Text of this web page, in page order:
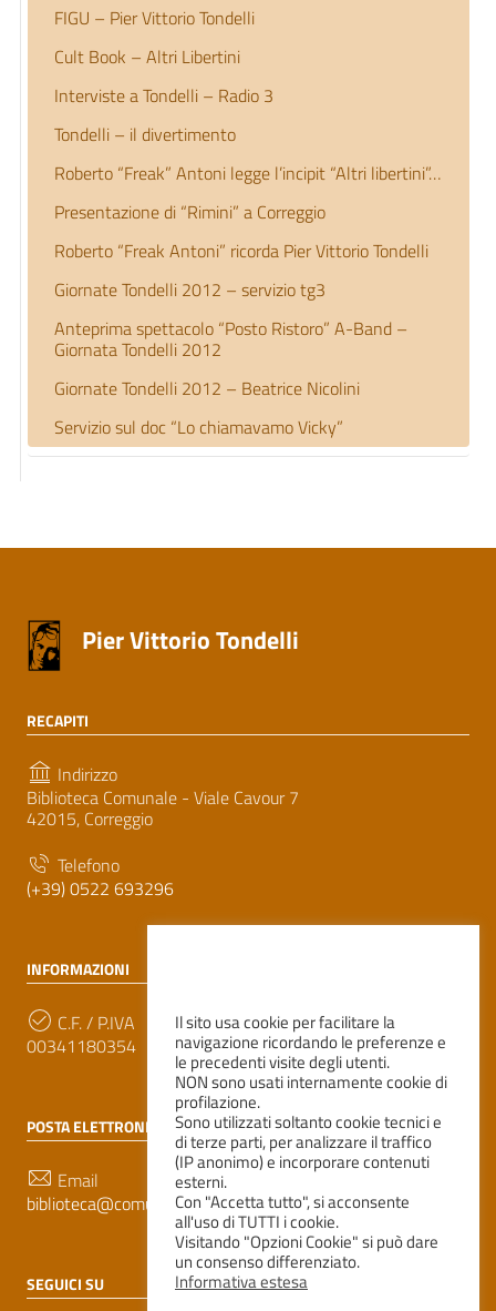
FIGU – Pier Vittorio Tondelli
Cult Book – Altri Libertini
Interviste a Tondelli – Radio 3
Tondelli – il divertimento
Roberto “Freak” Antoni legge l’incipit “Altri libertini”…
Presentazione di “Rimini” a Correggio
Roberto “Freak Antoni” ricorda Pier Vittorio Tondelli
Giornate Tondelli 2012 – servizio tg3
Anteprima spettacolo “Posto Ristoro” A-Band –
Giornata Tondelli 2012
Giornate Tondelli 2012 – Beatrice Nicolini
Servizio sul doc “Lo chiamavamo Vicky”
Pier Vittorio Tondelli
RECAPITI
Indirizzo
Biblioteca Comunale - Viale Cavour 7
42015, Correggio
Telefono
(+39) 0522 693296
INFORMAZIONI
C.F. / P.IVA
00341180354
POSTA ELETTRONICA
Email
biblioteca@comune.correggio.re.it
SEGUICI SU
Il sito usa cookie per facilitare la
navigazione ricordando le preferenze e
le precedenti visite degli utenti.
NON sono usati internamente cookie di
profilazione.
Sono utilizzati soltanto cookie tecnici e
di terze parti, per analizzare il traffico
(IP anonimo) e incorporare contenuti
esterni.
Con "Accetta tutto", si acconsente
all'uso di TUTTI i cookie.
Visitando "Opzioni Cookie" si può dare
un consenso differenziato.
Informativa estesa